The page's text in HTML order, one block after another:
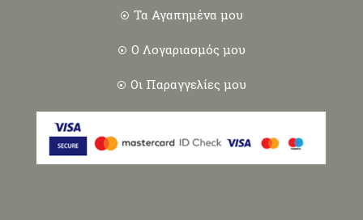
Τα Αγαπημένα μου
Ο Λογαριασμός μου
Οι Παραγγελίες μου